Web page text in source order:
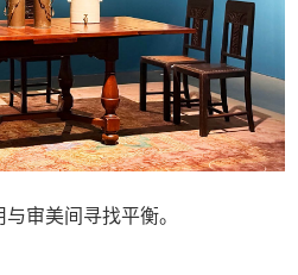
审美间寻找平衡。